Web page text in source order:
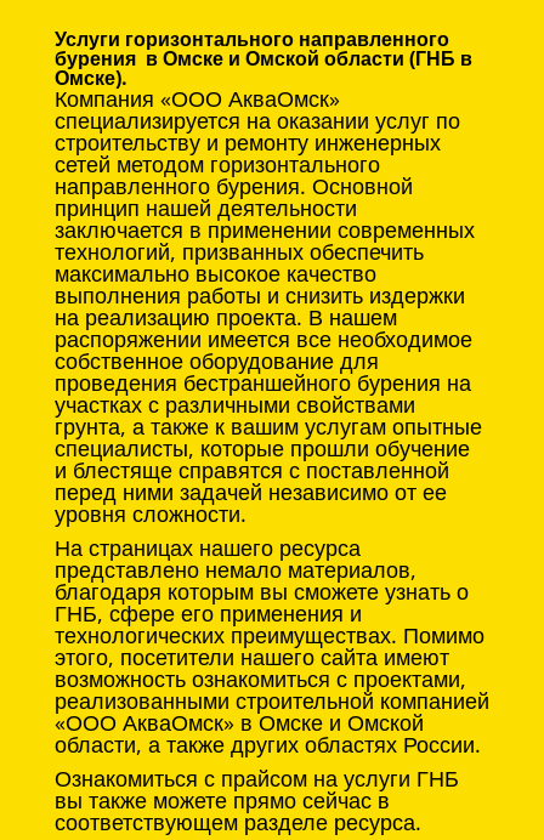
Услуги горизонтального направленного
бурения в Омске и Омской области (ГНБ в
Омске).
Компания «ООО АкваОмск»
специализируется на оказании услуг по
строительству и ремонту инженерных
сетей методом горизонтального
направленного бурения. Основной
принцип нашей деятельности
заключается в применении современных
технологий, призванных обеспечить
максимально высокое качество
выполнения работы и снизить издержки
на реализацию проекта. В нашем
распоряжении имеется все необходимое
собственное оборудование для
проведения бестраншейного бурения на
участках с различными свойствами
грунта, а также к вашим услугам опытные
специалисты, которые прошли обучение
и блестяще справятся с поставленной
перед ними задачей независимо от ее
уровня сложности.
На страницах нашего ресурса
представлено немало материалов,
благодаря которым вы сможете узнать о
ГНБ, сфере его применения и
технологических преимуществах. Помимо
этого, посетители нашего сайта имеют
возможность ознакомиться с проектами,
реализованными строительной компанией
«ООО АкваОмск» в Омске и Омской
области, а также других областях России.
Ознакомиться с прайсом на услуги ГНБ
вы также можете прямо сейчас в
соответствующем разделе ресурса.